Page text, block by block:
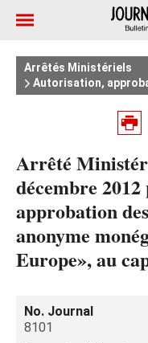
Arrêtés Ministériels
Autorisation,
Arrêté
décembre
approbation
anonyme
Europe», au
No. Journal
8101